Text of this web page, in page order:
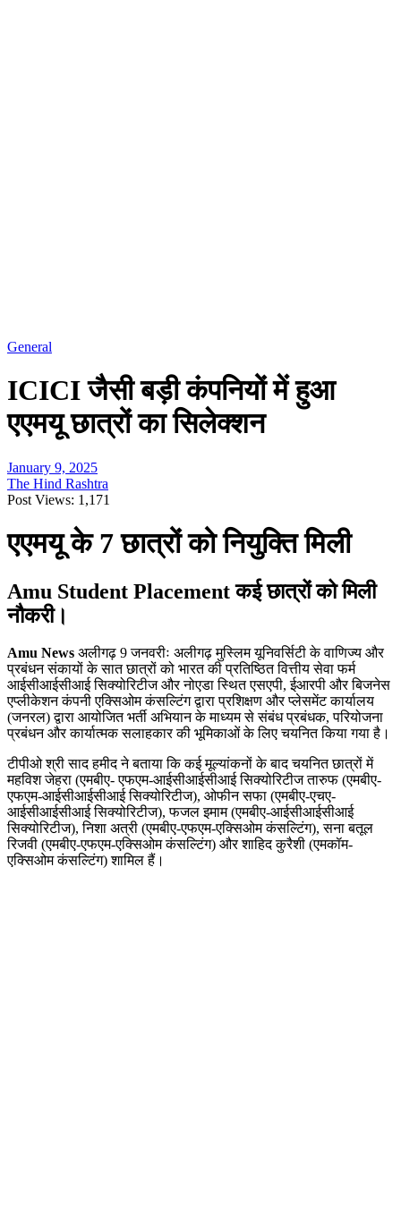
General
ICICI जैसी बड़ी कंपनियों में हुआ
एएमयू छात्रों का सिलेक्शन
January 9, 2025
The Hind Rashtra
Post Views: 1,171
एएमयू के 7 छात्रों को नियुक्ति मिली
Amu Student Placement कई छात्रों को मिली
नौकरी।
Amu News अलीगढ़ 9 जनवरीः अलीगढ़ मुस्लिम यूनिवर्सिटी के वाणिज्य और
प्रबंधन संकायों के सात छात्रों को भारत की प्रतिष्ठित वित्तीय सेवा फर्म
आईसीआईसीआई सिक्योरिटीज और नोएडा स्थित एसएपी, ईआरपी और बिजनेस
एप्लीकेशन कंपनी एक्सिओम कंसल्टिंग द्वारा प्रशिक्षण और प्लेसमेंट कार्यालय
(जनरल) द्वारा आयोजित भर्ती अभियान के माध्यम से संबंध प्रबंधक, परियोजना
प्रबंधन और कार्यात्मक सलाहकार की भूमिकाओं के लिए चयनित किया गया है।
टीपीओ श्री साद हमीद ने बताया कि कई मूल्यांकनों के बाद चयनित छात्रों में
महविश जेहरा (एमबीए- एफएम-आईसीआईसीआई सिक्योरिटीज तारुफ (एमबीए-
एफएम-आईसीआईसीआई सिक्योरिटीज), ओफीन सफा (एमबीए-एचए-
आईसीआईसीआई सिक्योरिटीज), फजल इमाम (एमबीए-आईसीआईसीआई
सिक्योरिटीज), निशा अत्री (एमबीए-एफएम-एक्सिओम कंसल्टिंग), सना बतूल
रिजवी (एमबीए-एफएम-एक्सिओम कंसल्टिंग) और शाहिद कुरैशी (एमकॉम-
एक्सिओम कंसल्टिंग) शामिल हैं।